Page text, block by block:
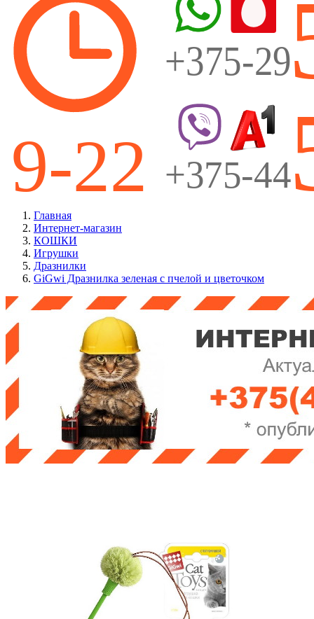
Главная
Интернет-магазин
КОШКИ
Игрушки
Дразнилки
GiGwi Дразнилка зеленая с пчелой и цветочком